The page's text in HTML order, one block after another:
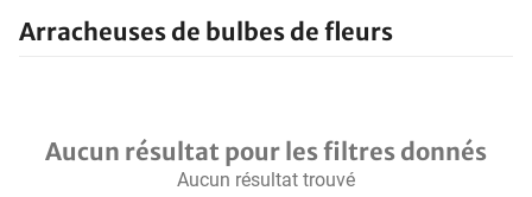
Arracheuses de bulbes de fleurs
Aucun résultat pour les filtres donnés
Aucun résultat trouvé